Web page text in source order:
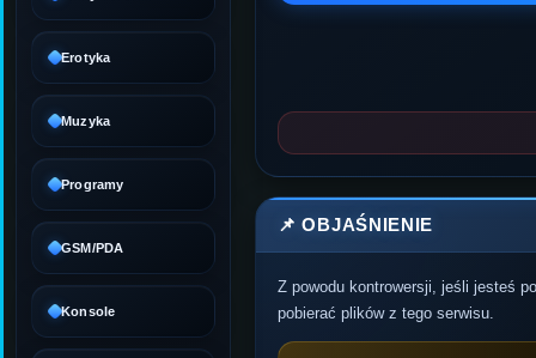
Erotyka
Muzyka
Programy
GSM/PDA
Konsole
📌 OBJAŚNIENIE
Z powodu kontrowersji, jeśli jesteś
pobierać plików z tego serwisu.